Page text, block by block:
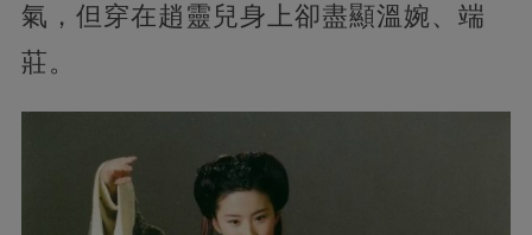
氣，但穿在趙靈兒身上卻盡顯溫婉、端
莊。